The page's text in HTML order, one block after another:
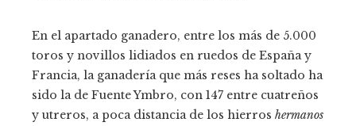
En el apartado ganadero, entre los más de 5.000
toros y novillos lidiados en ruedos de España y
Francia, la ganadería que más reses ha soltado ha
sido la de Fuente Ymbro, con 147 entre cuatreños
y utreros, a poca distancia de los hierros hermanos